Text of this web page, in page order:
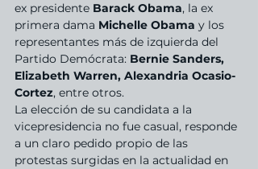
ex presidente Barack Obama, la ex
primera dama Michelle Obama y los
representantes más de izquierda del
Partido Demócrata: Bernie Sanders,
Elizabeth Warren, Alexandria Ocasio-
Cortez, entre otros.
La elección de su candidata a la
vicepresidencia no fue casual, responde
a un claro pedido propio de las
protestas surgidas en la actualidad en